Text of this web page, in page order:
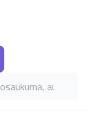
autora,